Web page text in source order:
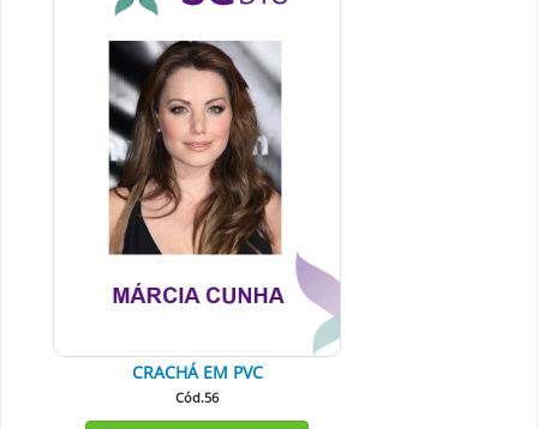
CRACHÁ EM PVC
Cód.56